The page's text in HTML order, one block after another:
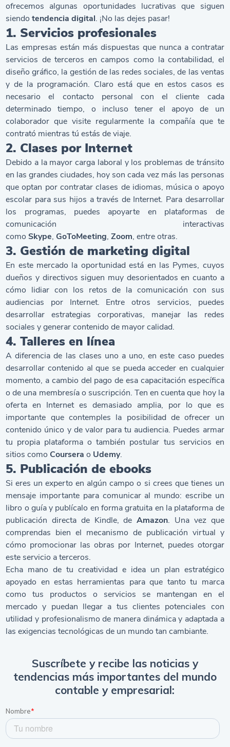
ofrecemos algunas oportunidades lucrativas que siguen
siendotendencia digital. ¡No las dejes pasar!
1. Servicios profesionales
Las empresas están más dispuestas que nunca a contratar
servicios de terceros en campos como la contabilidad, el
diseño gráfico, la gestión de las redes sociales, de las ventas
y de la programación. Claro está que en estos casos es
necesario el contacto personal con el cliente cada
determinado tiempo, o incluso tener el apoyo de un
colaborador que visite regularmente la compañía que te
contrató mientras tú estás de viaje.
2. Clases por Internet
Debido a la mayor carga laboral y los problemas de tránsito
en las grandes ciudades, hoy son cada vez más las personas
que optan por contratar clases de idiomas, música o apoyo
escolar para sus hijos a través de Internet. Para desarrollar
los programas, puedes apoyarte en plataformas de
comunicación interactivas
comoSkype, GoToMeeting,Zoom, entre otras.
3. Gestión de marketing digital
En este mercado la oportunidad está en las Pymes, cuyos
dueños y directivos siguen muy desorientados en cuanto a
cómo lidiar con los retos de la comunicación con sus
audiencias por Internet. Entre otros servicios, puedes
desarrollar estrategias corporativas, manejar las redes
sociales y generar contenido de mayor calidad.
4. Talleres en línea
A diferencia de las clases uno a uno, en este caso puedes
desarrollar contenido al que se pueda acceder en cualquier
momento, a cambio del pago de esa capacitación específica
o de una membresía o suscripción. Ten en cuenta que hoy la
oferta en Internet es demasiado amplia, por lo que es
importante que contemples la posibilidad de ofrecer un
contenido único y de valor para tu audiencia. Puedes armar
tu propia plataforma o también postular tus servicios en
sitios como Coursera o Udemy.
5. Publicación de ebooks
Si eres un experto en algún campo o si crees que tienes un
mensaje importante para comunicar al mundo: escribe un
libro o guía y publícalo en forma gratuita en la plataforma de
publicación directa de Kindle, deAmazon. Una vez que
comprendas bien el mecanismo de publicación virtual y
cómo promocionar las obras por Internet, puedes otorgar
este servicio a terceros.
Echa mano de tu creatividad e idea un plan estratégico
apoyado en estas herramientas para que tanto tu marca
como tus productos o servicios se mantengan en el
mercado y puedan llegar a tus clientes potenciales con
utilidad y profesionalismo de manera dinámica y adaptada a
las exigencias tecnológicas de un mundo tan cambiante.